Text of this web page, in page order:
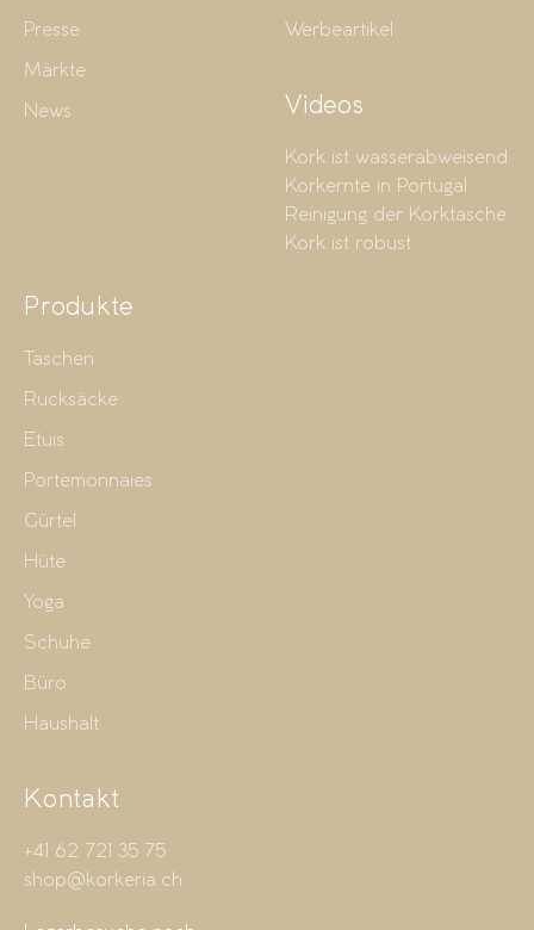
Presse
Märkte
News
Werbeartikel
Videos
Kork ist wasserabweisend
Korkernte in Portugal
Reinigung der Korktasche
Kork ist robust
Produkte
Taschen
Rucksäcke
Etuis
Portemonnaies
Gürtel
Hüte
Yoga
Schuhe
Büro
Haushalt
Kontakt
+41 62 721 35 75
shop@korkeria.ch